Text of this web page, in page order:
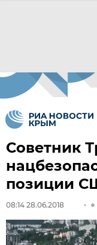
Советник
позиции
08:14 28.06.2018